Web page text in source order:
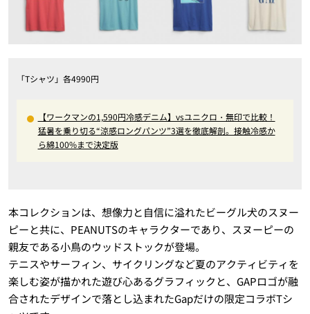
「Tシャツ」各4990円
【ワークマンの1,590円冷感デニム】vsユニクロ・無印で比較！
猛暑を乗り切る“涼感ロングパンツ”3選を徹底解剖。接触冷感か
ら綿100%まで決定版
本コレクションは、想像力と自信に溢れたビーグル犬のスヌー
ピーと共に、PEANUTSのキャラクターであり、スヌーピーの
親友である小鳥のウッドストックが登場。
テニスやサーフィン、サイクリングなど夏のアクティビティを
楽しむ姿が描かれた遊び心あるグラフィックと、GAPロゴが融
合されたデザインで落とし込まれたGapだけの限定コラボTシ